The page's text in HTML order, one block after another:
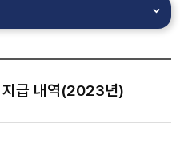
지급 내역(2023년)